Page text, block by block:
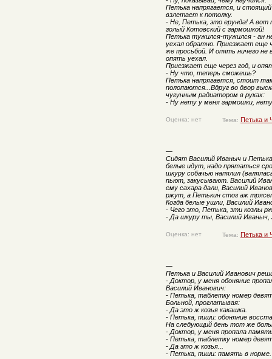
Петька напрягается, и
взлетает к потолку.
- Не, Петька, это ерунда! А вот
голый Котовский с гармошкой!
Петька тужился-тужился - ан
уехал обратно. Приезжает еще
же просьбой. И опять ничего
опять уехал.
Приезжает еще через год, и
- Ну что, теперь сможешь?
Петька напрягается, стоит
полопаются...Вдруг во двор
чугунным радиатором в руках:
- Ну нету у меня гармошки,
Оценка: нет Тема: Петька и
—
Сидят Василий Иваныч и
белые идут, надо прятаться
шкуру собачью напялил
пьют, закусывают. Василий
ему сахара дали, Василий
ржут, а Петькин стог аж
Когда белые ушли, Василий
- Чего это, Петька, эти козлы
- Да шкуру ты, Василий Иваныч,
Оценка: нет Тема: Петька и
—
Петька и Василий Иванович
- Доктор, у меня обоняние
Василий Иванович:
- Петька, таблетку номер
Больной, проглатывая:
- Да это ж козья какашка.
- Петька, пиши: обоняние
На следующий день тот же
- Доктор, у меня пропала
- Петька, таблетку номер
- Да это ж козья...
- Петька, пиши: память в норме.